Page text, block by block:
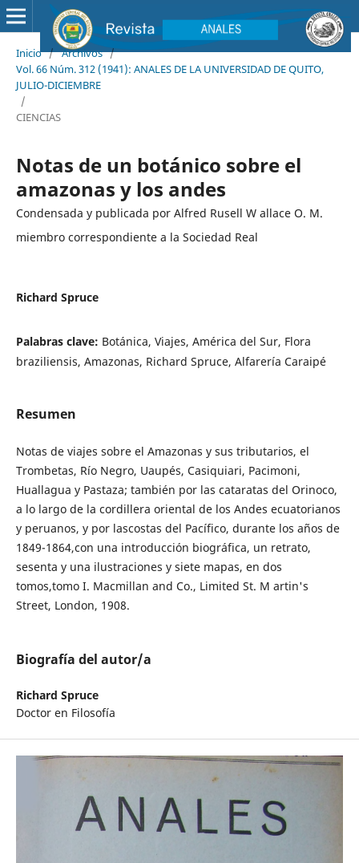
Inicio / Archivos /
Vol. 66 Núm. 312 (1941): ANALES DE LA UNIVERSIDAD DE QUITO,
JULIO-DICIEMBRE
/
CIENCIAS
Notas de un botánico sobre el
amazonas y los andes
Condensada y publicada por Alfred Rusell W allace O. M.
miembro correspondiente a la Sociedad Real
Richard Spruce
Palabras clave: Botánica, Viajes, América del Sur, Flora
braziliensis, Amazonas, Richard Spruce, Alfarería Caraipé
Resumen
Notas de viajes sobre el Amazonas y sus tributarios, el
Trombetas, Río Negro, Uaupés, Casiquiari, Pacimoni,
Huallagua y Pastaza; también por las cataratas del Orinoco,
a lo largo de la cordillera oriental de los Andes ecuatorianos
y peruanos, y por lascostas del Pacífico, durante los años de
1849-1864,con una introducción biográfica, un retrato,
sesenta y una ilustraciones y siete mapas, en dos
tomos,tomo I. Macmillan and Co., Limited St. M artin's
Street, London, 1908.
Biografía del autor/a
Richard Spruce
Doctor en Filosofía